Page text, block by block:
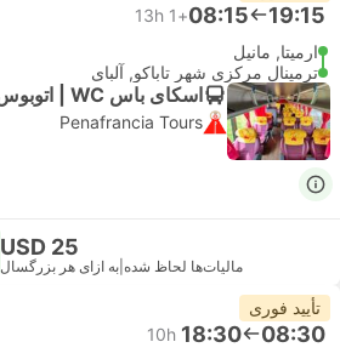
19:15
08:15
+1
13h
ارمیتا, مانیل
ترمینال مرکزی شهر تاباکو, آلبای
اسکای باس WC | اتوبوس #Z6
Penafrancia Tours
USD 25
مالیات‌ها لحاظ شده به ازای هر بزرگسال
تأیید فوری
08:30
18:30
10h